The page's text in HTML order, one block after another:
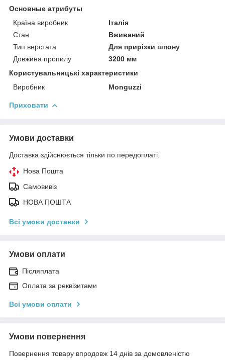
Основные атрибуты
Країна виробник
Італія
Стан
Вживаний
Тип верстата
Для прирізки шпону
Довжина пропилу
3200 мм
Користувальницькі характеристики
Виробник
Monguzzi
Приховати
Умови доставки
Доставка здійснюється тільки по передоплаті.
Нова Пошта
Самовивіз
НОВА ПОШТА
Всі умови доставки
Умови оплати
Післяплата
Оплата за реквізитами
Всі умови оплати
Умови повернення
Повернення товару впродовж 14 днів за домовленістю